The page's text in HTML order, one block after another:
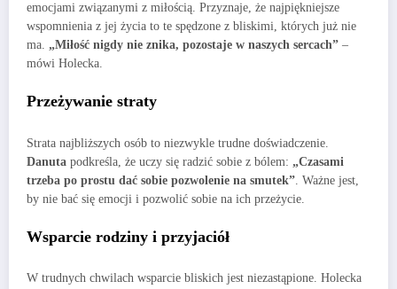
emocjami związanymi z miłością. Przyznaje, że najpiękniejsze
wspomnienia z jej życia to te spędzone z bliskimi, których już nie
ma. „Miłość nigdy nie znika, pozostaje w naszych sercach” –
mówi Holecka.
Przeżywanie straty
Strata najbliższych osób to niezwykle trudne doświadczenie.
Danuta podkreśla, że uczy się radzić sobie z bólem: „Czasami
trzeba po prostu dać sobie pozwolenie na smutek” . Ważne jest,
by nie bać się emocji i pozwolić sobie na ich przeżycie.
Wsparcie rodziny i przyjaciół
W trudnych chwilach wsparcie bliskich jest niezastąpione. Holecka